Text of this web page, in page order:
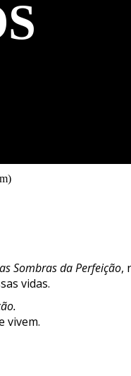
Sombras da Perfeição,
vidas.
vivem.